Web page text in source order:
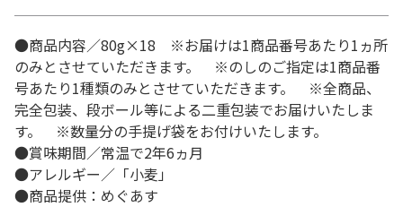
●商品内容／80g×18 ※お届けは1商品番号あたり1ヵ所
のみとさせていただきます。 ※のしのご指定は1商品番
号あたり1種類のみとさせていただきます。 ※全商品、
完全包装、段ボール等による二重包装でお届けいたしま
す。 ※数量分の手提げ袋をお付けいたします。
●賞味期間／常温で2年6ヵ月
●アレルギー／「小麦」
●商品提供：めぐあす